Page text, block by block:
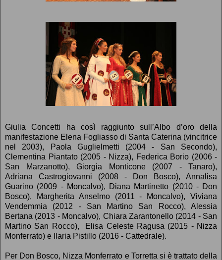
Giulia Concetti ha così raggiunto sull’Albo d’oro della
manifestazione Elena Fogliasso di Santa Caterina (vincitrice
nel 2003), Paola Guglielmetti (2004 - San Secondo),
Clementina Piantato (2005 - Nizza), Federica Borio (2006 -
San Marzanotto), Giorgia Monticone (2007 - Tanaro),
Adriana Castrogiovanni (2008 - Don Bosco), Annalisa
Guarino (2009 - Moncalvo), Diana Martinetto (2010 - Don
Bosco), Margherita Anselmo (2011 - Moncalvo), Viviana
Vendemmia (2012 - San Martino San Rocco), Alessia
Bertana (2013 - Moncalvo), Chiara Zarantonello (2014 - San
Martino San Rocco), Elisa Celeste Ragusa (2015 - Nizza
Monferrato) e Ilaria Pistillo (2016 - Cattedrale).
Per Don Bosco, Nizza Monferrato e Torretta si è trattato della